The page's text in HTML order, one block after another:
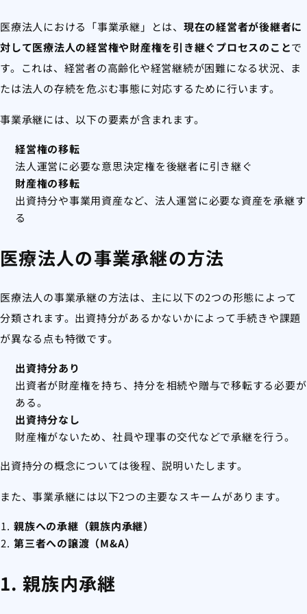
医療法人における「事業承継」とは、 現在の経営者が後継者に
対して医療法人の経営権や財産権を引き継ぐプロセスのことで
す。これは、経営者の高齢化や経営継続が困難になる状況、ま
たは法人の存続を危ぶむ事態に対応するために行います。
事業承継には、以下の要素が含まれます。
経営権の移転
法人運営に必要な意思決定権を後継者に引き継ぐ
財産権の移転
出資持分や事業用資産など、法人運営に必要な資産を承継す
る
医療法人の事業承継の方法
医療法人の事業承継の方法は、主に以下の2つの形態によって
分類されます。出資持分があるかないかによって手続きや課題
が異なる点も特徴です。
出資持分あり
出資者が財産権を持ち、持分を相続や贈与で移転する必要が
ある。
出資持分なし
財産権がないため、社員や理事の交代などで承継を行う。
出資持分の概念については後程、説明いたします。
また、事業承継には以下2つの主要なスキームがあります。
親族への承継（親族内承継）
第三者への譲渡（M&A）
1. 親族内承継